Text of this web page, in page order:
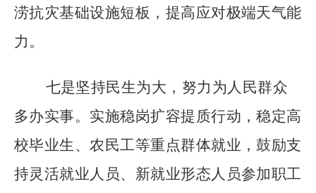
涝抗灾基础设施短板，提高应对极端天气能
力。
七是坚持民生为大，努力为人民群众
多办实事。实施稳岗扩容提质行动，稳定高
校毕业生、农民工等重点群体就业，鼓励支
持灵活就业人员、新就业形态人员参加职工